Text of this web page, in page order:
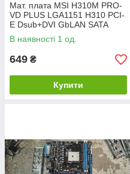
Мат. плата MSI H310M PRO-
VD PLUS LGA1151 H310 PCI-
E Dsub+DVI GbLAN SATA
MicroATX 2DDR4 №
24060516
В наявності 1 од.
649 ₴
Купити